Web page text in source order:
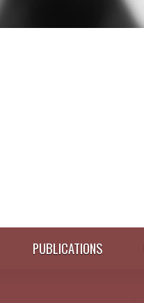
PUBLICATIONS